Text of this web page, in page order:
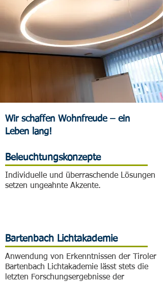
Wir schaffen Wohnfreude – ein
Leben lang!
Beleuchtungskonzepte
Individuelle und überraschende Lösungen
setzen ungeahnte Akzente.
Bartenbach Lichtakademie
Anwendung von Erkenntnissen der Tiroler
Bartenbach Lichtakademie lässt stets die
letzten Forschungsergebnisse der